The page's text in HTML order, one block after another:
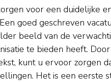
voor een duidelijke
goed geschreven
beeld van de
te bieden heeft.
kunt u ervoor zorgen
Het is een eerste